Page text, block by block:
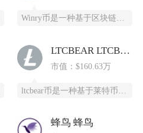
Winry币是一种基于区块链技术的去中心化数字货币，采用PoC（容量证明）共识算法，通过高
LTCBEAR LTCBEAR币
市值：$160.63万
蜂鸟 蜂鸟